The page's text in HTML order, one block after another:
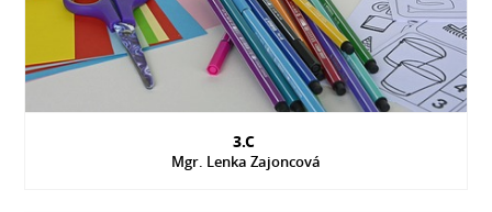
3.C
Mgr. Lenka Zajoncová